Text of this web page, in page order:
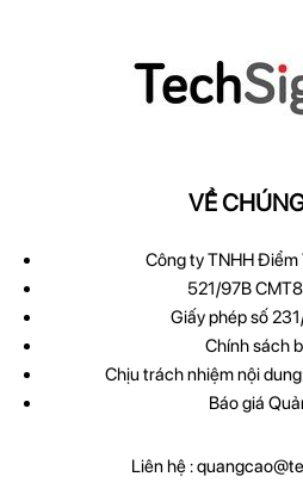
VỀ
Công ty TNHH Điểm
521/97B
Giấy phép số
Chính sách
Chịu trách nhiệm nội
Báo giá
Liên hệ :